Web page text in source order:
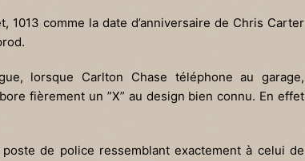
1013 comme la date d’anniversaire de Chris Carter
lorsque Carlton Chase téléphone au garage,
fièrement un ”X” au design bien connu. En effet
de police ressemblant exactement à celui de